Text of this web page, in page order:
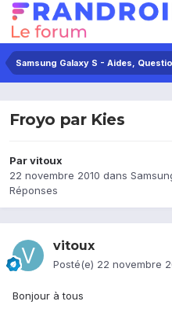
Samsung Galaxy S - Aides,
Froyo par Kies
Parvitoux
22 novembre 2010 dans
Réponses
vitoux
Posté(e) 22 novembre
Bonjour à tous